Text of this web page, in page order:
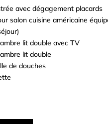
avec dégagement placards
salon cuisine américaine
lit double avec TV
lit double
de douches